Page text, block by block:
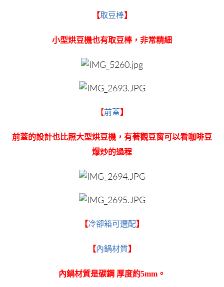
【取豆棒】
小型烘豆機也有取豆棒，非常精細
【前蓋】
前蓋的設計也比照大型烘豆機，有著觀豆窗可以看咖啡豆
爆炒的過程
【冷卻箱可選配】
【內鍋材質】
內鍋材質是碳鋼 厚度約5mm。